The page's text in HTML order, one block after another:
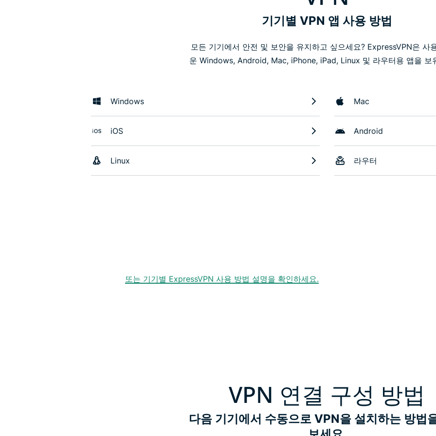
기기별 VPN 앱 사용 방법
모든 기기에서 안전 및 보안을 유지하고 싶으세요? ExpressVPN은 사
운 Windows, Android, Mac, iPhone, iPad, Linux 및 라우터용 앱을 보
Windows Mac
iOS Android
Linux 라우터
또는 기기별 ExpressVPN 사용 방법 설명을 확인하세요.
VPN 연결 구성 방법
다음 기기에서 수동으로 VPN을 설치하는 방법